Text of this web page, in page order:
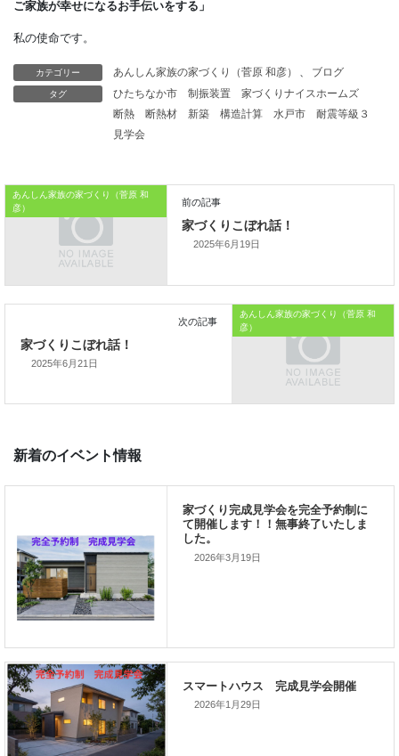
将来の面倒ごとを減らすことも、
家づくりのこだわりとして活用できます。
「そういえば、両手がふさがった状態で
玄関ドアの鍵を開閉するのが
と思い出したのなら、
電子錠という選択肢はいかがですか？
本日はこれまでです。
では、では。
ご家族が幸せになるお手伝いをする」
カテゴリー あんしん家族の家づくり（菅原 和彦） 、
ブログ
タグ
ひたちなか市 制振装置
家づくりナイスホームズ
断熱
断熱材 新築 構造計算 水戸市
耐震等級３
見学会
あんしん家族の家づくり（菅原 和
彦）
2025年6月19日
あんしん家族の家づくり（菅原 和
彦）
次の記事
家づくりこぼれ話！
2025年6月21日
2026年3月19日
2026年1月29日